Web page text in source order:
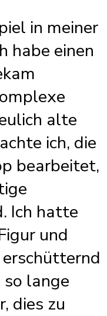
in meiner
habe einen
alte
ich, die
bearbeitet,
Ich hatte
und
lange
dies zu